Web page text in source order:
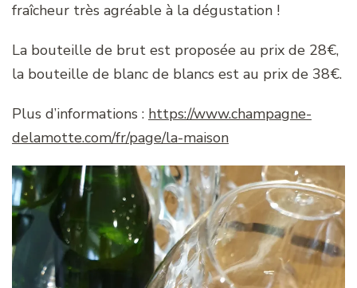
fraîcheur très agréable à la dégustation !
La bouteille de brut est proposée au prix de 28€,
la bouteille de blanc de blancs est au prix de 38€.
Plus d’informations : https://www.champagne-
delamotte.com/fr/page/la-maison